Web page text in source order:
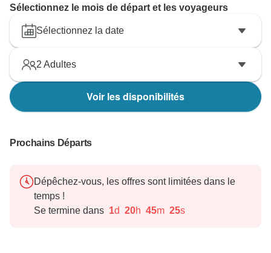
Sélectionnez le mois de départ et les voyageurs
Sélectionnez la date
2 Adultes
Voir les disponibilités
Prochains Départs
Dépêchez-vous, les offres sont limitées dans le
temps !
Se termine dans 1d 20h 45m 24s